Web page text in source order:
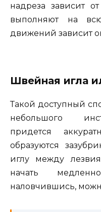
надреза зависит
выполняют на
движений зависит
Швейная игла
Такой доступный
небольшого
придется
образуются
иглу между
начать
наловчившись,